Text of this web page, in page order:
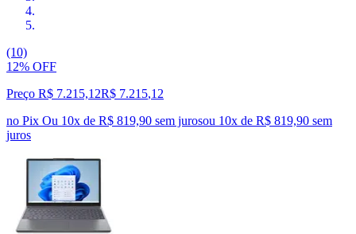
(10)
12% OFF
Preço R$ 7.215,12R$ 7.215,12
no Pix Ou 10x de R$ 819,90 sem jurosou 10x de R$ 819,90 sem
juros